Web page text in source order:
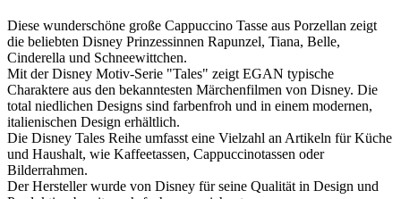
Diese wunderschöne große Cappuccino Tasse aus Porzellan zeigt
die beliebten Disney Prinzessinnen Rapunzel, Tiana, Belle,
Cinderella und Schneewittchen.
Mit der Disney Motiv-Serie "Tales" zeigt EGAN typische
Charaktere aus den bekanntesten Märchenfilmen von Disney. Die
total niedlichen Designs sind farbenfroh und in einem modernen,
italienischen Design erhältlich.
Die Disney Tales Reihe umfasst eine Vielzahl an Artikeln für Küche
und Haushalt, wie Kaffeetassen, Cappuccinotassen oder
Bilderrahmen.
Der Hersteller wurde von Disney für seine Qualität in Design und